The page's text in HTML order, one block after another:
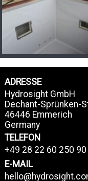
ADRESSE
Hydrosight GmbH
Dechant-Sprünken-
46446 Emmerich
Germany
TELEFON
+49 28 22 60 250 90
E-MAIL